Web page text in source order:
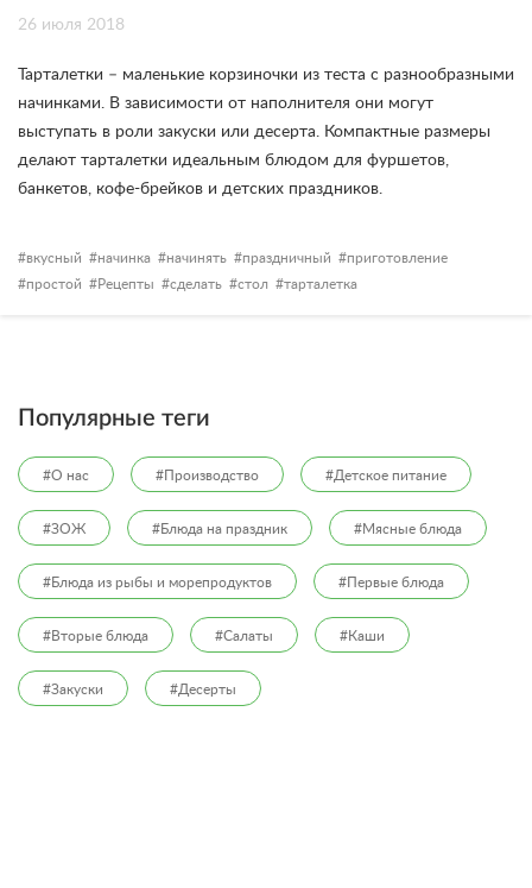
26 июля 2018
Тарталетки – маленькие корзиночки из теста с разнообразными
начинками. В зависимости от наполнителя они могут
выступать в роли закуски или десерта. Компактные размеры
делают тарталетки идеальным блюдом для фуршетов,
банкетов, кофе-брейков и детских праздников.
вкусный начинка начинять праздничный
приготовление
простой
Рецепты сделать стол тарталетка
Популярные теги
#О нас #Производство #Детское питание
#ЗОЖ #Блюда на праздник #Мясные блюда
#Блюда из рыбы и морепродуктов #Первые блюда
#Вторые блюда #Салаты #Каши
#Закуски #Десерты